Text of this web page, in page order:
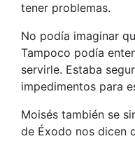
tener problemas.
No podía imaginar
Tampoco podía
servirle. Estaba
impedimentos para
Moisés también se
de Éxodo nos dicen